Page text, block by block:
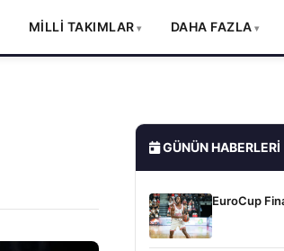
MİLLİ TAKIMLAR DAHA FAZLA
GÜNÜN HABERLERI
EuroCup